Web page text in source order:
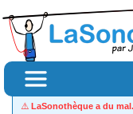
⚠️ LaSonothèque a du